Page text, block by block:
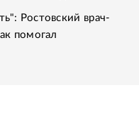
Ростовский врач-
помогал